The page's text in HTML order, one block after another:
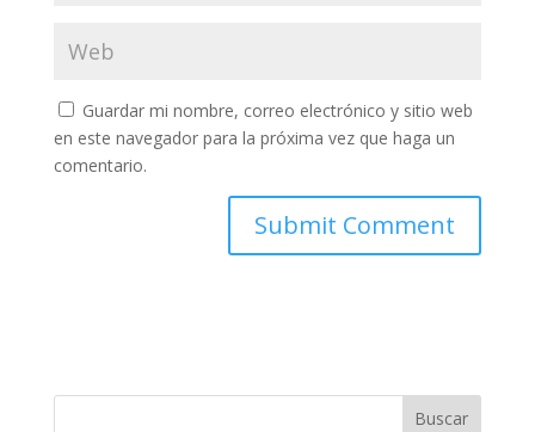
Guardar mi nombre, correo electrónico y sitio web
en este navegador para la próxima vez que haga un
comentario.
Buscar